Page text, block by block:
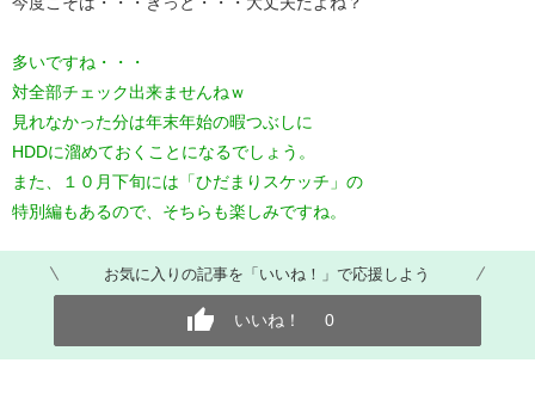
多いですね・・・
対全部チェック出来ませんねｗ
見れなかった分は年末年始の暇つぶしに
HDDに溜めておくことになるでしょう。
また、１０月下旬には「ひだまりスケッチ」の
特別編もあるので、そちらも楽しみですね。
お気に入りの記事を「いいね！」で応援しよう
いいね！ 0